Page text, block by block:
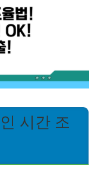
시간 조